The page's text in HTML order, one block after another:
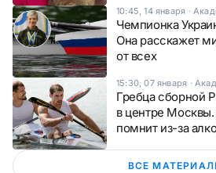
10:45, 14 января ·
Чемпионка
Она расскажет
от всех
15:30, 07 января ·
Гребца сборной
в центре
помнит из-за
ВСЕ